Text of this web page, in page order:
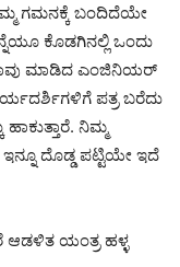
ಗಮನಕ್ಕೆ ಬಂದಿದೆಯೇ
ಕೊಡಗಿನಲ್ಲಿ ಒಂದು
ಮಾಡಿದ ಎಂಜಿನಿಯರ್
ಪತ್ರ ಬರೆದು
ನಿಮ್ಮ
ದೊಡ್ಡ ಪಟ್ಟಿಯೇ ಇದೆ
ಆಡಳಿತ ಯಂತ್ರ ಹಳ್ಳ